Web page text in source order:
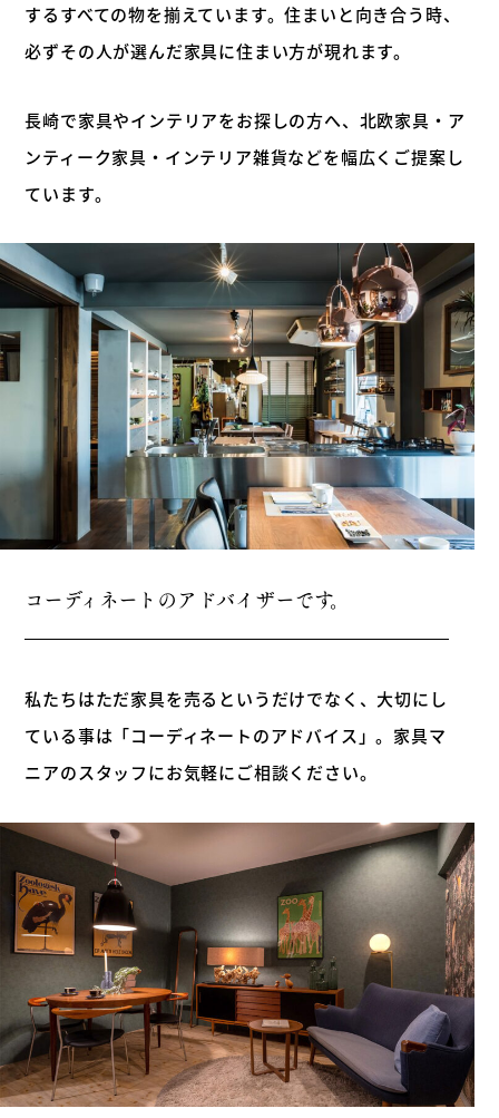
するすべての物を揃えています。住まいと向き合う時、
必ずその人が選んだ家具に住まい方が現れます。
長崎で家具やインテリアをお探しの方へ、北欧家具・ア
ンティーク家具・インテリア雑貨などを幅広くご提案し
ています。
コーディネートのアドバイザーです。
私たちはただ家具を売るというだけでなく、大切にし
ている事は「コーディネートのアドバイス」。 家具マ
ニアのスタッフにお気軽にご相談ください。